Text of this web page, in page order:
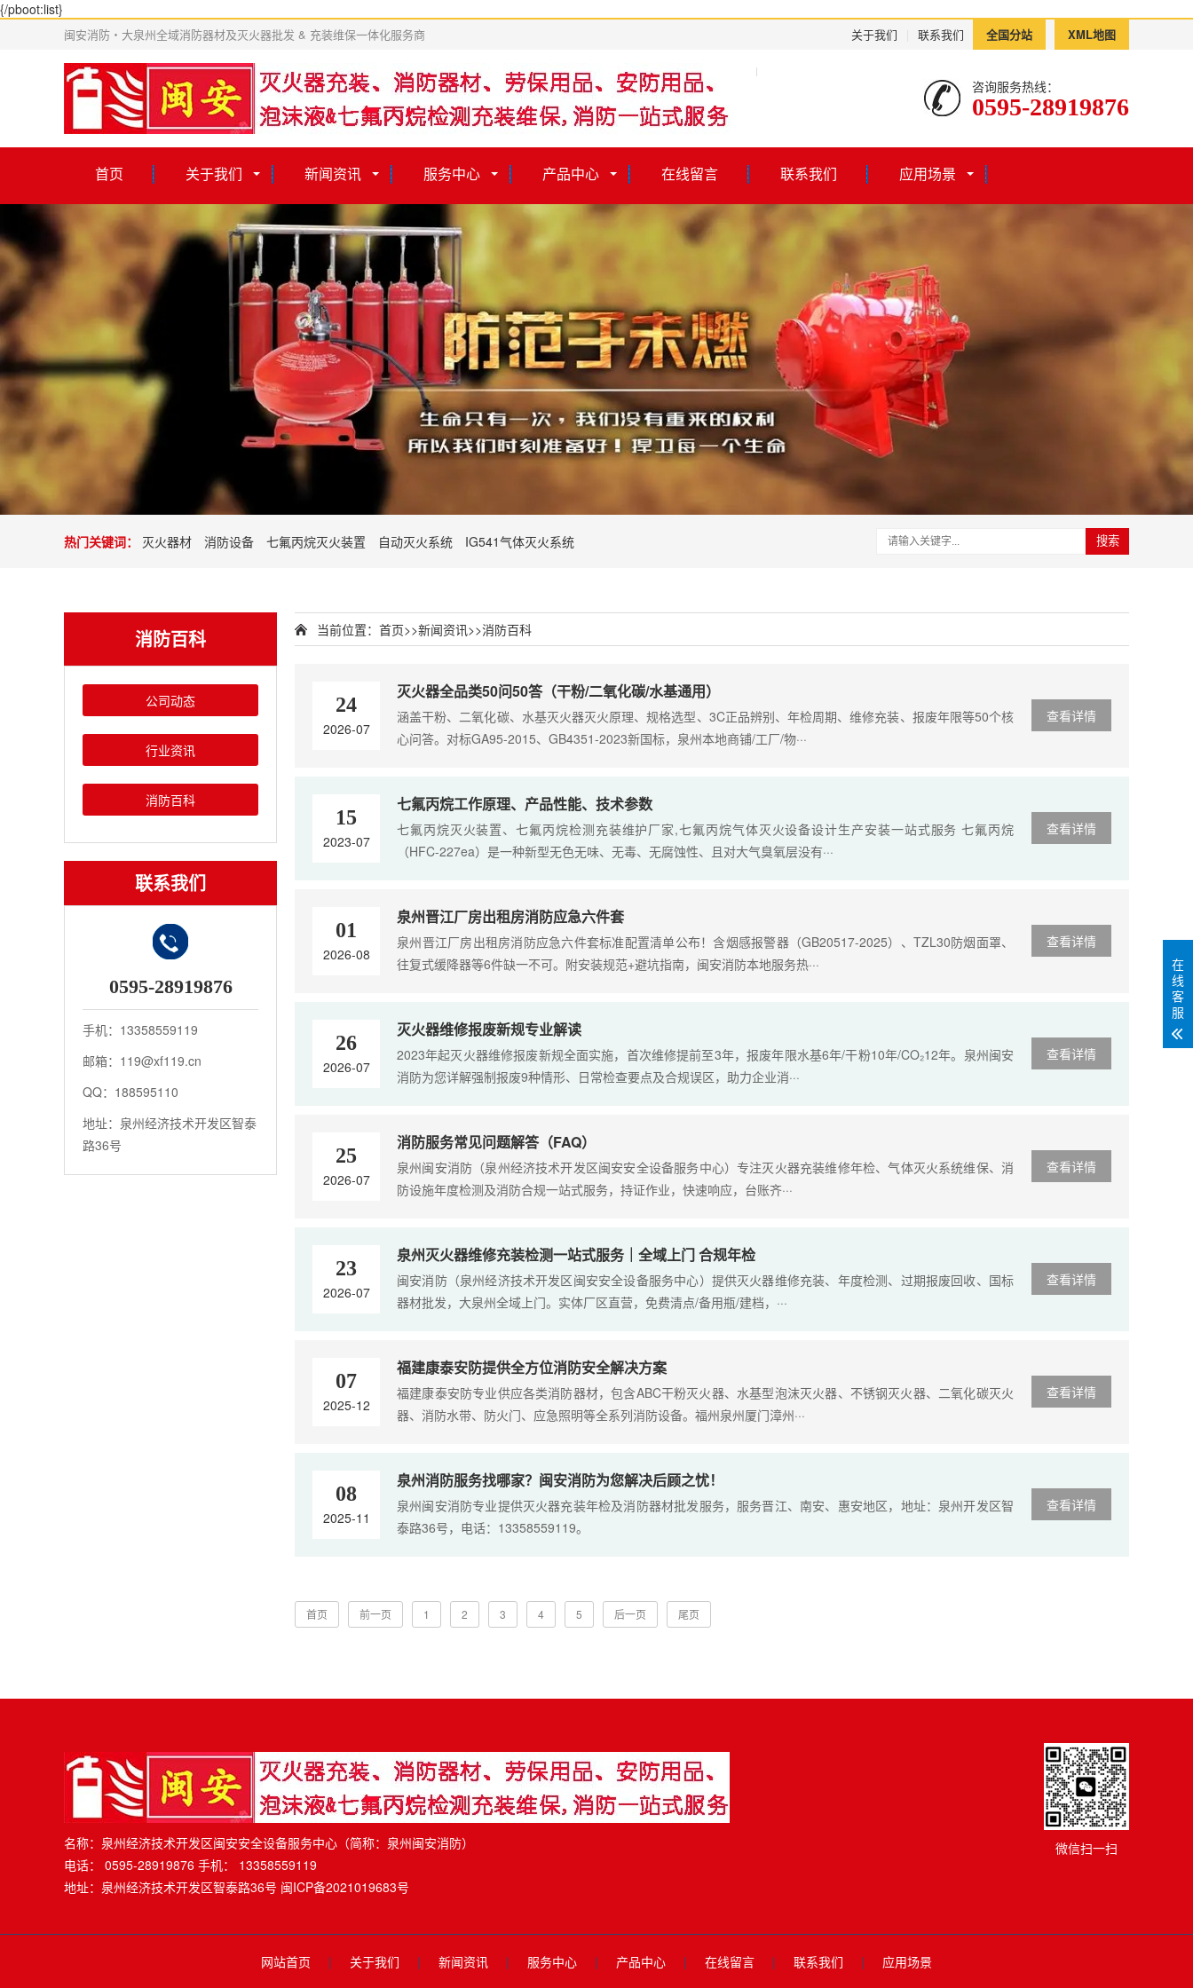
{/pboot:list}
关于我们 联系我们 全国分站 XML地图
闽安消防・大泉州全域消防器材及灭火器批发 & 充装维保一体化服务商
咨询服务热线：
0595-28919876
首页 关于我们 新闻资讯 服务中心 产品中心 在线留言 联系我们 应用场景
热门关键词： 灭火器材 消防设备 七氟丙烷灭火装置 自动灭火系统 IG541气体灭火系统 搜索
消防百科
公司动态
行业资讯
消防百科
联系我们
0595-28919876
手机：13358559119
邮箱：119@xf119.cn
QQ：188595110
地址：泉州经济技术开发区智泰
路36号
当前位置： 首页>>新闻资讯>>消防百科
查看详情
24
2026-07
灭火器全品类50问50答（干粉/二氧化碳/水基通用）
涵盖干粉、二氧化碳、水基灭火器灭火原理、规格选型、3C正品辨别、年检周期、维修充装、报废年限等50个核
心问答。对标GA95-2015、GB4351-2023新国标，泉州本地商铺/工厂/物···
查看详情
15
2023-07
七氟丙烷工作原理、产品性能、技术参数
七氟丙烷灭火装置、七氟丙烷检测充装维护厂家,七氟丙烷气体灭火设备设计生产安装一站式服务 七氟丙烷
（HFC-227ea）是一种新型无色无味、无毒、无腐蚀性、且对大气臭氧层没有···
查看详情
01
2026-08
​泉州晋江厂房出租房消防应急六件套
泉州晋江厂房出租房消防应急六件套标准配置清单公布！含烟感报警器（GB20517-2025）、TZL30防烟面罩、
往复式缓降器等6件缺一不可。附安装规范+避坑指南，闽安消防本地服务热···
查看详情
26
2026-07
灭火器维修报废新规专业解读
2023年起灭火器维修报废新规全面实施，首次维修提前至3年，报废年限水基6年/干粉10年/CO₂12年。泉州闽安
消防为您详解强制报废9种情形、日常检查要点及合规误区，助力企业消···
查看详情
25
2026-07
消防服务常见问题解答（FAQ）
泉州闽安消防（泉州经济技术开发区闽安安全设备服务中心）专注灭火器充装维修年检、气体灭火系统维保、消
防设施年度检测及消防合规一站式服务，持证作业，快速响应，台账齐···
查看详情
23
2026-07
泉州灭火器维修充装检测一站式服务｜全域上门 合规年检
闽安消防（泉州经济技术开发区闽安安全设备服务中心）提供灭火器维修充装、年度检测、过期报废回收、国标
器材批发，大泉州全域上门。实体厂区直营，免费清点/备用瓶/建档，···
查看详情
07
2025-12
福建康泰安防提供全方位消防安全解决方案
福建康泰安防专业供应各类消防器材，包含ABC干粉灭火器、水基型泡沫灭火器、不锈钢灭火器、二氧化碳灭火
器、消防水带、防火门、应急照明等全系列消防设备。福州泉州厦门漳州···
查看详情
08
2025-11
泉州消防服务找哪家？闽安消防为您解决后顾之忧！
泉州闽安消防专业提供灭火器充装年检及消防器材批发服务，服务晋江、南安、惠安地区，地址：泉州开发区智
泰路36号，电话：13358559119。
首页 前一页 1 2 3 4 5 后一页 尾页
微信扫一扫
名称：泉州经济技术开发区闽安安全设备服务中心（简称：泉州闽安消防）
电话： 0595-28919876 手机： 13358559119
地址：泉州经济技术开发区智泰路36号 闽ICP备2021019683号
网站首页 | 关于我们 | 新闻资讯 | 服务中心 | 产品中心 | 在线留言 | 联系我们 | 应用场景
在
线
客
服